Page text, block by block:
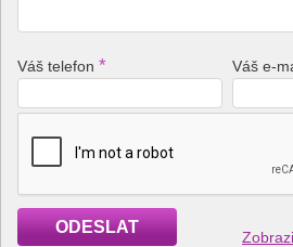
Váš telefon * Váš e-
ODESLAT